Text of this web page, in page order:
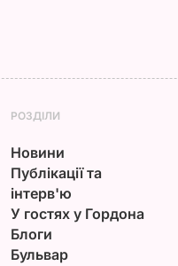
РОЗДІЛИ
Новини
Публікації та
інтерв'ю
У гостях у Гордона
Блоги
Бульвар